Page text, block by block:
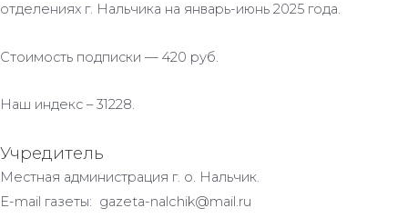
отделениях г. Нальчика на январь-июнь 2025 года.
Стоимость подписки — 420 руб.
Наш индекс – 31228.
Учредитель
Местная администрация г. о. Нальчик.
E-mail газеты: gazeta-nalchik@mail.ru